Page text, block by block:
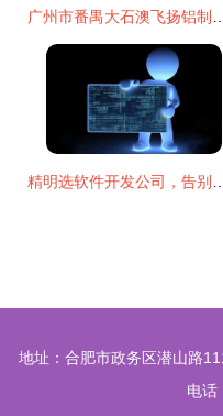
地址：合肥市政务区潜山路
电话